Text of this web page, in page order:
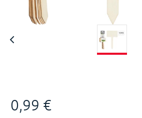
0,99 €